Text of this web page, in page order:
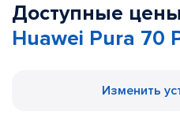
Доступные
Huawei Pura 70
Изменить